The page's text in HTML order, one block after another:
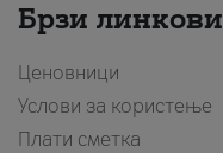
Брзи линкови
Ценовници
Услови за користење
Плати сметка